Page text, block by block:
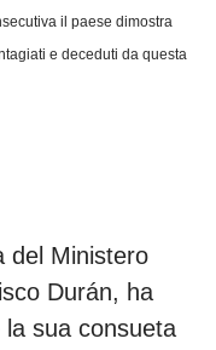
il paese dimostra
e deceduti da questa
del Ministero
Durán, ha
sua consueta